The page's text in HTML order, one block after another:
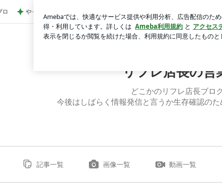
ロ やっと買えたコストコの絶品ドーナツ
リフレ店長の営
どこかのリフレ店長ブロ
今後はしばらく情報発信と言うか生存確認のた
記事一覧 画像一覧 動画一覧